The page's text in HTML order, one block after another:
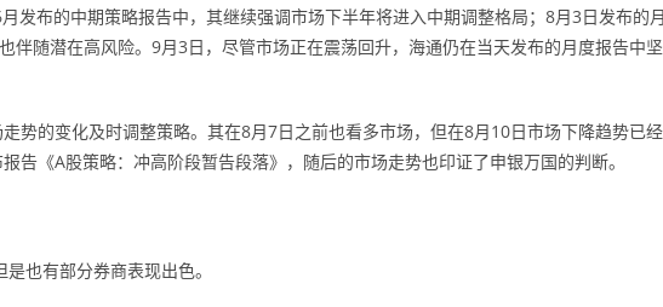
发布的中期策略报告中，其继续强调市场下半年将进入中期调整格局；8月3日发布的月
伴随潜在高风险。9月3日，尽管市场正在震荡回升，海通仍在当天发布的月度报告中坚
势的变化及时调整策略。其在8月7日之前也看多市场，但在8月10日市场下降趋势已经
告《A股策略：冲高阶段暂告段落》，随后的市场走势也印证了申银万国的判断。
也有部分券商表现出色。